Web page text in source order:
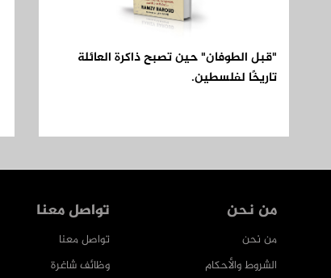
"قبل الطوفان" حين تصبح ذاكرة العائلة
تاريخًا لفلسطين.
من نحن
من نحن
الشروط والأحكام
تواصل معنا
تواصل معنا
وظائف شاغرة